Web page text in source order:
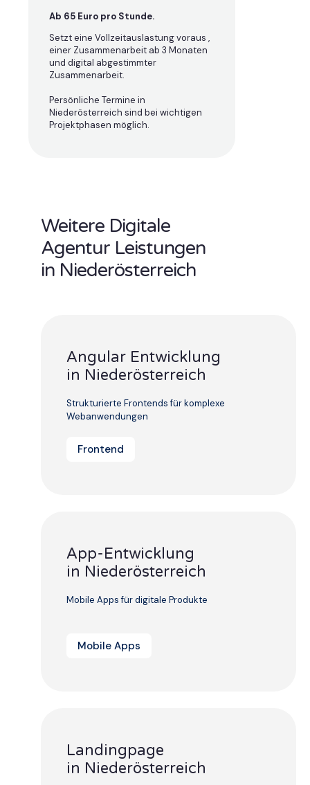
Ab 65 Euro pro Stunde.
Setzt eine Vollzeitauslastung voraus ,
einer Zusammenarbeit ab 3 Monaten
und digital abgestimmter
Zusammenarbeit.
Persönliche Termine in
Niederösterreich sind bei wichtigen
Projektphasen möglich.
Weitere Digitale
Agentur Leistungen
in Niederösterreich
Angular Entwicklung
in Niederösterreich
Strukturierte Frontends für komplexe
Webanwendungen
Frontend
App-Entwicklung
in Niederösterreich
Mobile Apps für digitale Produkte
Mobile Apps
Landingpage
in Niederösterreich